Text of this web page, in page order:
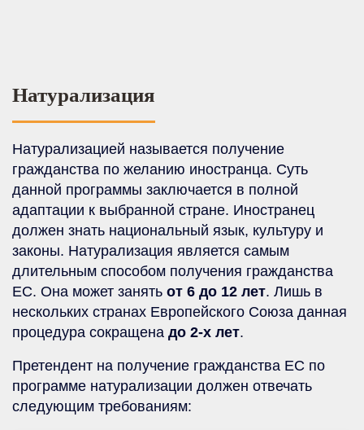
Натурализация
Натурализацией называется получение
гражданства по желанию иностранца. Суть
данной программы заключается в полной
адаптации к выбранной стране. Иностранец
должен знать национальный язык, культуру и
законы. Натурализация является самым
длительным способом получения гражданства
ЕС. Она может занять от 6 до 12 лет. Лишь в
нескольких странах Европейского Союза данная
процедура сокращена до 2-х лет.
Претендент на получение гражданства ЕС по
программе натурализации должен отвечать
следующим требованиям: